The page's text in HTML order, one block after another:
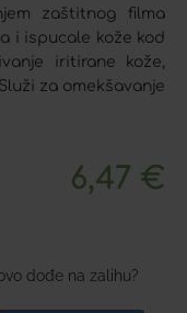
zaštitnog filma
i ispucale kože kod
iritirane kože,
za omekšavanje
6,47 €
dođe na zalihu?